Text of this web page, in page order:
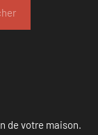
de votre maison.